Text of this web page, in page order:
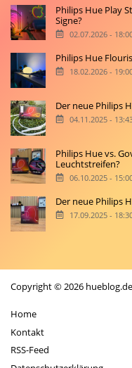
Philips Hue Play
Signe?
02.07.2026 -
Philips Hue
18.02.2026 -
Der neue Philips
04.11.2025 -
Philips Hue vs.
Leuchtstreifen?
06.10.2025 -
Der neue Philips
17.09.2025 -
Copyright © 2026 hueblog.de
Home
Kontakt
RSS-Feed